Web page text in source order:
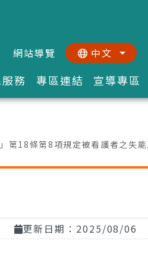
:::網站導覽 中文
務 專區連結 宣導專區
第18條第8項規定被看護者之失
更新日期：2025/08/06